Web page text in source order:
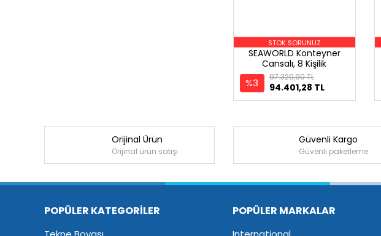
STOK SORUNUZ
SEAWORLD Konteyner
Cansalı, 8 Kişilik
%3 94.401,28 TL
97.320,90 TL
Orijinal Ürün
Orijinal ürün satışı
Güvenli Kargo
Güvenli paketleme
POPÜLER KATEGORİLER POPÜLER MARKALAR